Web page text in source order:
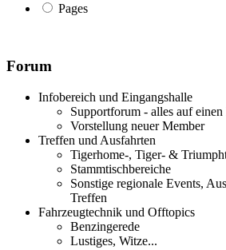
Pages
Forum
Infobereich und Eingangshalle
Supportforum - alles auf
Vorstellung neuer Member
Treffen und Ausfahrten
Tigerhome-, Tiger- &
Stammtischbereiche
Sonstige regionale Events,
Treffen
Fahrzeugtechnik und Offtopics
Benzingerede
Lustiges, Witze...